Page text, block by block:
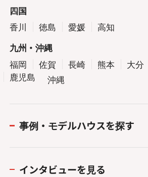
四国
香川
徳島 愛媛
高知
九州・沖縄
福岡
佐賀 長崎 熊本 大分
鹿児島
沖縄
事例・モデルハウスを探す
インタビューを見る